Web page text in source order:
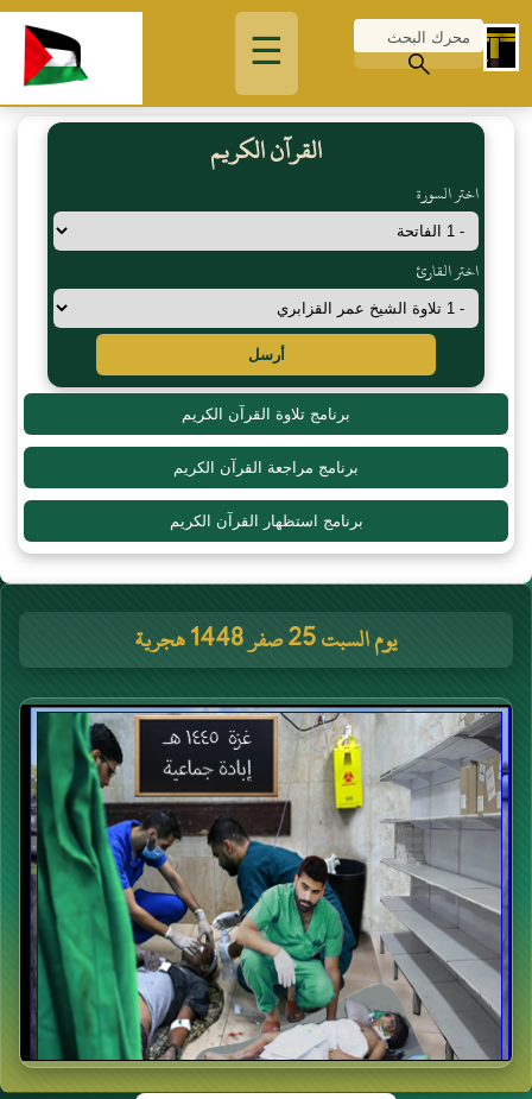
☰
القرآن الكريم
اختر السورة
اختر القارئ
أرسل
برنامج تلاوة القرآن الكريم
برنامج مراجعة القرآن الكريم
برنامج استظهار القرآن الكريم
يوم السبت 25 صفر 1448 هجرية